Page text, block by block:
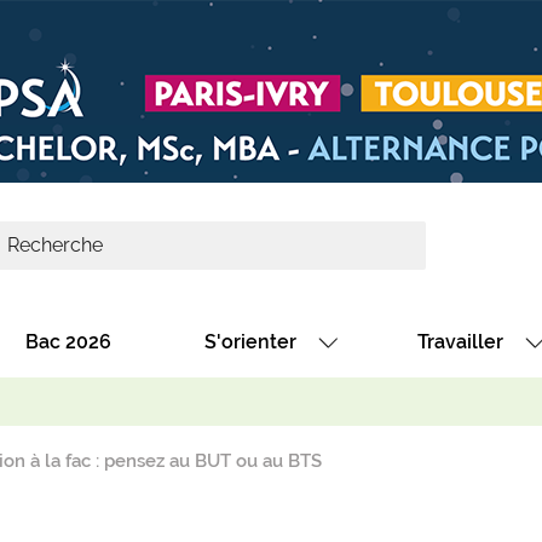
Bac 2026 S'orienter Travailler
à la fac : pensez au BUT ou au BTS